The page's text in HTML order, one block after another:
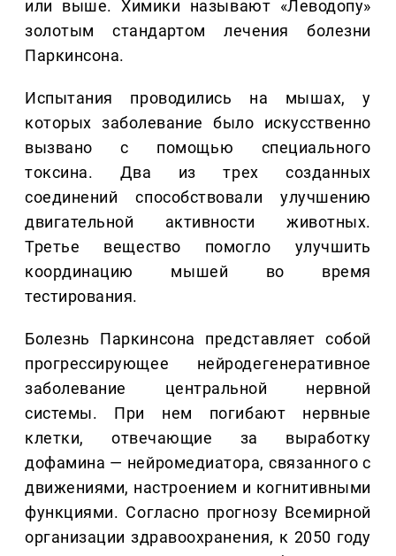
или выше. Химики называют «Леводопу»
золотым стандартом лечения болезни
Паркинсона.
Испытания проводились на мышах, у
которых заболевание было искусственно
вызвано с помощью специального
токсина. Два из трех созданных
соединений способствовали улучшению
двигательной активности животных.
Третье вещество помогло улучшить
координацию мышей во время
тестирования.
Болезнь Паркинсона представляет собой
прогрессирующее нейродегенеративное
заболевание центральной нервной
системы. При нем погибают нервные
клетки, отвечающие за выработку
дофамина — нейромедиатора, связанного с
движениями, настроением и когнитивными
функциями. Согласно прогнозу Всемирной
организации здравоохранения, к 2050 году